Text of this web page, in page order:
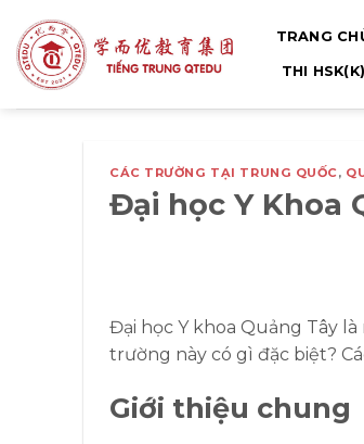
qua
nội
dung
TRANG
THI HSK(K)
CÁC TRƯỜNG TẠI TRUNG QUỐC,
Đại học Y Khoa
Đại học Y khoa Quảng Tây
trường này có gì đặc biệt?
Giới thiệu chung